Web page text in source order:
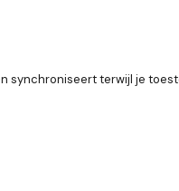
synchroniseert terwijl je